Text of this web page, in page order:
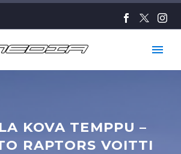
KOVA TEMPPU –
RAPTORS VOITTI